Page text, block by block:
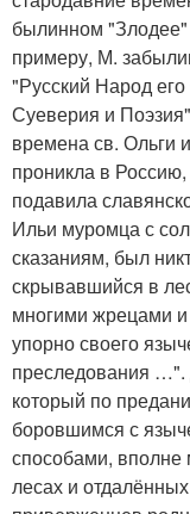
былинном "Злодее"
примеру, М.
"Русский Народ
Суеверия и
времена св. Ольги
проникла в
подавила
Ильи муромца с
сказаниям, был
скрывавшийся в
многими жрецами
упорно своего
преследования …".
который по
боровшимся с
способами, вполне
лесах и